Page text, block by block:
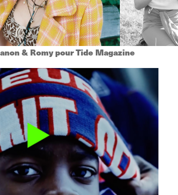
& Romy pour Tide Magazine